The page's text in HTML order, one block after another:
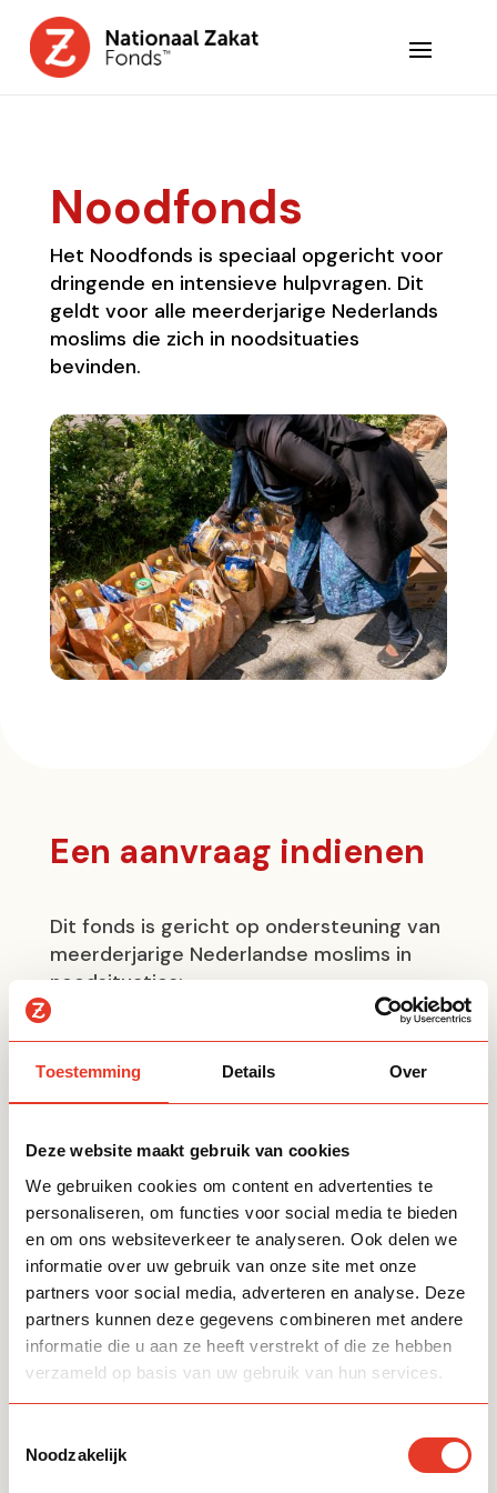
Toestemming Details Over
Deze website maakt gebruik van cookies
We gebruiken cookies om content en advertenties te
personaliseren, om functies voor social media te bieden
en om ons websiteverkeer te analyseren. Ook delen we
informatie over uw gebruik van onze site met onze
partners voor social media, adverteren en analyse. Deze
partners kunnen deze gegevens combineren met andere
informatie die u aan ze heeft verstrekt of die ze hebben
verzameld op basis van uw gebruik van hun services.
Noodzakelijk
Noodfonds
Het Noodfonds is speciaal opgericht voor
dringende en intensieve hulpvragen. Dit
geldt voor alle meerderjarige Nederlands
moslims die zich in noodsituaties
bevinden.
Een aanvraag indienen
Dit fonds is gericht op ondersteuning van
meerderjarige Nederlandse moslims in
noodsituaties:
1. Basisvoorzieningen zoals voedsel,
kleding en persoonlijke verzorging
2. Hulp bij huurachterstanden
* Bij te hoge schulden worden mensen
geadviseerd om hulp te zoeken via de
schuldsanering.
Dien hier je aanvraag in
Wanneer heb ik mogelijk recht
op het Noodfonds?
Hoe dien ik een aanvraag in?